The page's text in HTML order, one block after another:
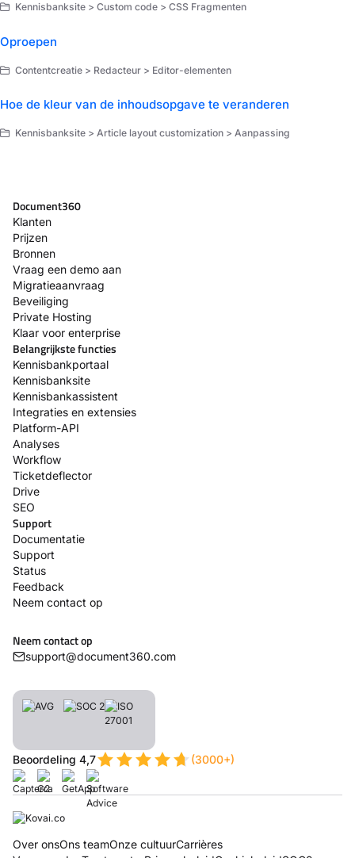
Kennisbanksite > Custom code > CSS Fragmenten
Oproepen
Contentcreatie > Redacteur > Editor-elementen
Hoe de kleur van de inhoudsopgave te veranderen
Kennisbanksite > Article layout customization > Aanpassing
Document360
Klanten
Prijzen
Bronnen
Vraag een demo aan
Migratieaanvraag
Beveiliging
Private Hosting
Klaar voor enterprise
Belangrijkste functies
Kennisbankportaal
Kennisbanksite
Kennisbankassistent
Integraties en extensies
Platform-API
Analyses
Workflow
Ticketdeflector
Drive
SEO
Support
Documentatie
Support
Status
Feedback
Neem contact op
Neem contact op
support@document360.com
Beoordeling 4,7 (3000+)
Over onsOns teamOnze cultuurCarrières